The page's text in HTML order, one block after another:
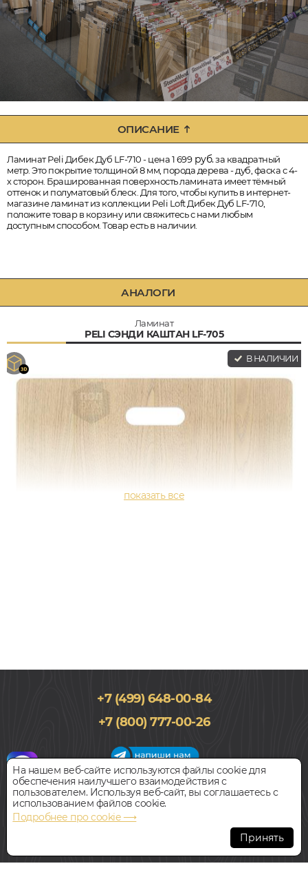
ОПИСАНИЕ
Ламинат Peli Дибек Дуб LF-710 - цена 1 699руб.за квадратный
метр. Это покрытие толщиной 8 мм, порода дерева - дуб, фаска с 4-
х сторон. Брашированная поверхность ламината имеет тёмный
оттенок и полуматовый блеск. Для того, чтобы купить в интернет-
магазине ламинат из коллекции Peli Loft Дибек Дуб LF-710,
положите товар в корзину или свяжитесь с нами любым
доступным способом. Товар есть в наличии.
АНАЛОГИ
Ламинат
PELI СЭНДИ КАШТАН LF-705
В НАЛИЧИИ
157x1290, 8мм
32 класс, Каштан, Однополосный, Влагостойкий
Цена за 1 м² 1 699руб.
БЫСТРЫЙ ЗАКАЗ КУПИТЬ
+7 (499) 648-00-84
+7 (800) 777-00-26
График работы салона
Пн-Вс с 09:00 до 21:00
Наш адрес:127018, г. Москва,
ул.Складочная, д.1, строение 9
На нашем веб-сайте используются файлы cookie для
обеспечения наилучшего взаимодействия с
пользователем. Используя веб-сайт, вы соглашаетесь с
использованием файлов cookie.
Подробнее про cookie ⟶
Принять